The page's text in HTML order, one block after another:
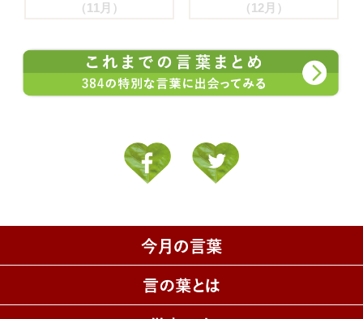
（11月） （12月）